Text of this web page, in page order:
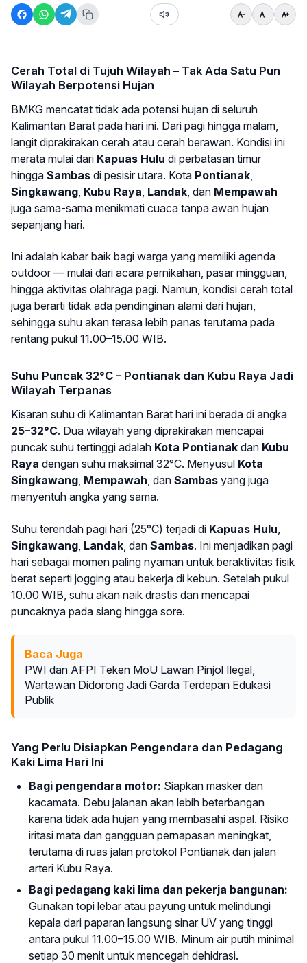
Cerah Total di Tujuh Wilayah – Tak Ada Satu Pun
Wilayah Berpotensi Hujan
BMKG mencatat tidak ada potensi hujan di seluruh
Kalimantan Barat pada hari ini. Dari pagi hingga malam,
langit diprakirakan cerah atau cerah berawan. Kondisi ini
merata mulai dari Kapuas Hulu di perbatasan timur
hingga Sambas di pesisir utara. Kota Pontianak,
Singkawang, Kubu Raya, Landak, dan Mempawah
juga sama-sama menikmati cuaca tanpa awan hujan
sepanjang hari.
Ini adalah kabar baik bagi warga yang memiliki agenda
outdoor — mulai dari acara pernikahan, pasar mingguan,
hingga aktivitas olahraga pagi. Namun, kondisi cerah total
juga berarti tidak ada pendinginan alami dari hujan,
sehingga suhu akan terasa lebih panas terutama pada
rentang pukul 11.00–15.00 WIB.
Suhu Puncak 32°C – Pontianak dan Kubu Raya Jadi
Wilayah Terpanas
Kisaran suhu di Kalimantan Barat hari ini berada di angka
25–32°C. Dua wilayah yang diprakirakan mencapai
puncak suhu tertinggi adalah Kota Pontianak dan Kubu
Raya dengan suhu maksimal 32°C. Menyusul Kota
Singkawang, Mempawah, dan Sambas yang juga
menyentuh angka yang sama.
Suhu terendah pagi hari (25°C) terjadi di Kapuas Hulu
Singkawang Landak , dan Sambas. Ini menjadikan pagi
hari sebagai momen paling nyaman untuk beraktivitas fisik
berat seperti jogging atau bekerja di kebun. Setelah pukul
10.00 WIB, suhu akan naik drastis dan mencapai
puncaknya pada siang hingga sore.
Baca Juga
PWI dan AFPI Teken MoU Lawan Pinjol Ilegal,
Wartawan Didorong Jadi Garda Terdepan Edukasi
Publik
Yang Perlu Disiapkan Pengendara dan Pedagang
Kaki Lima Hari Ini
Bagi pengendara motor: Siapkan masker dan
kacamata. Debu jalanan akan lebih beterbangan
karena tidak ada hujan yang membasahi aspal. Risiko
iritasi mata dan gangguan pernapasan meningkat,
terutama di ruas jalan protokol Pontianak dan jalan
arteri Kubu Raya.
Bagi pedagang kaki lima dan pekerja bangunan:
Gunakan topi lebar atau payung untuk melindungi
kepala dari paparan langsung sinar UV yang tinggi
antara pukul 11.00–15.00 WIB. Minum air putih minimal
setiap 30 menit untuk mencegah dehidrasi.